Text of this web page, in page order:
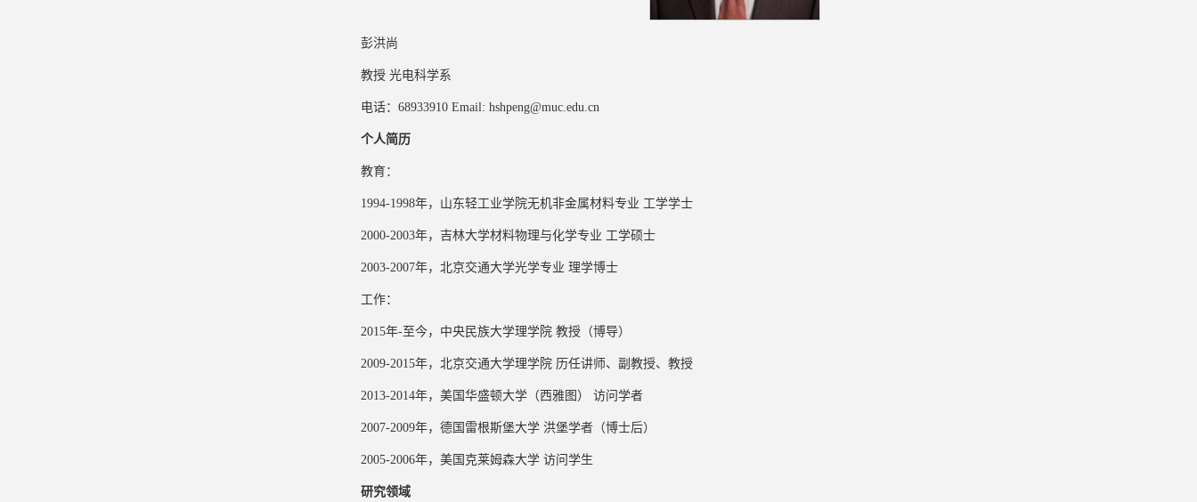
彭洪尚
教授 光电科学系
电话：68933910 Email: hshpeng@muc.edu.cn
个人简历
教育：
1994-1998年，山东轻工业学院无机非金属材料专业 工学学士
2000-2003年，吉林大学材料物理与化学专业 工学硕士
2003-2007年，北京交通大学光学专业 理学博士
工作：
2015年-至今，中央民族大学理学院 教授（博导）
2009-2015年，北京交通大学理学院 历任讲师、副教授、教授
2013-2014年，美国华盛顿大学（西雅图） 访问学者
2007-2009年，德国雷根斯堡大学 洪堡学者（博士后）
2005-2006年，美国克莱姆森大学 访问学生
研究领域